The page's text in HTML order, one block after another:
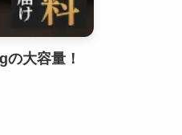
大容量！